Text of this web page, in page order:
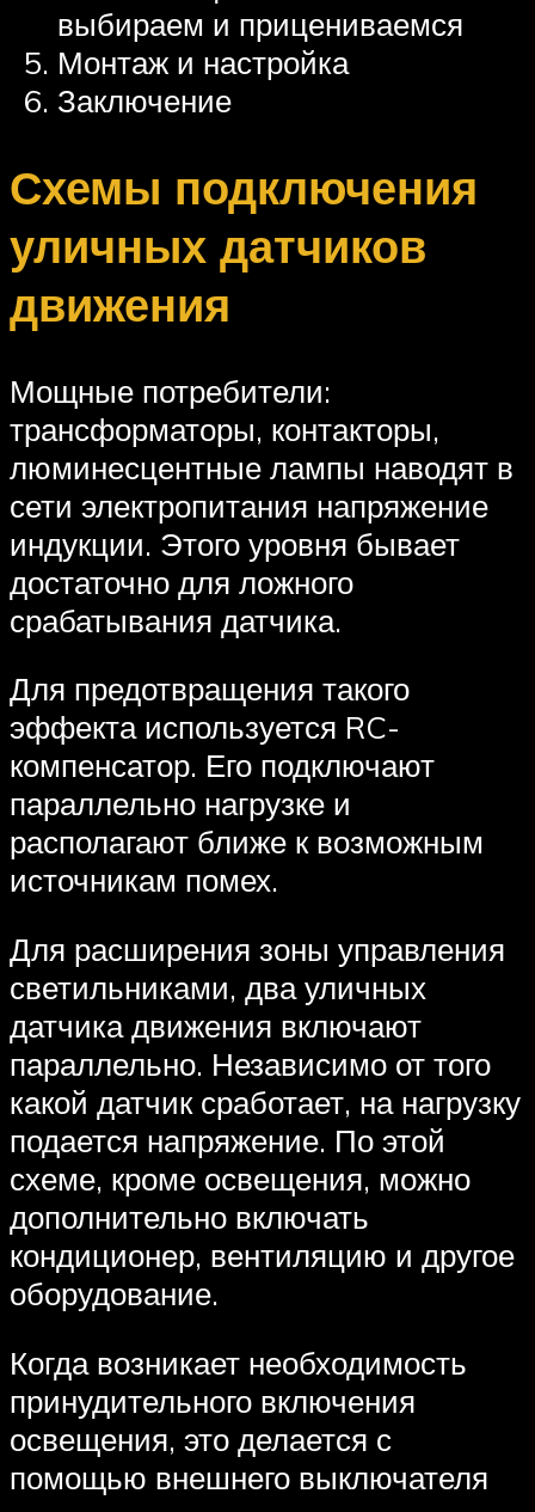
выбираем и прицениваемся
Монтаж и настройка
Заключение
Схемы подключения
уличных датчиков
движения
Мощные потребители:
трансформаторы, контакторы,
люминесцентные лампы наводят в
сети электропитания напряжение
индукции. Этого уровня бывает
достаточно для ложного
срабатывания датчика.
Для предотвращения такого
эффекта используется RC-
компенсатор. Его подключают
параллельно нагрузке и
располагают ближе к возможным
источникам помех.
Для расширения зоны управления
светильниками, два уличных
датчика движения включают
параллельно. Независимо от того
какой датчик сработает, на нагрузку
подается напряжение. По этой
схеме, кроме освещения, можно
дополнительно включать
кондиционер, вентиляцию и другое
оборудование.
Когда возникает необходимость
принудительного включения
освещения, это делается с
помощью внешнего выключателя